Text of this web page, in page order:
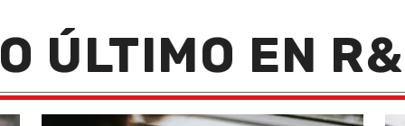
ÚLTIMO EN